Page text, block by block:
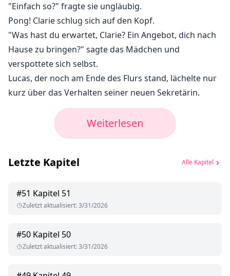
"Einfach so?" fragte sie ungläubig.
Pong! Clarie schlug sich auf den Kopf.
"Was hast du erwartet, Clarie? Ein Angebot, dich nach
Hause zu bringen?" sagte das Mädchen und
verspottete sich selbst.
Lucas, der noch am Ende des Flurs stand, lächelte nur
kurz über das Verhalten seiner neuen Sekretärin.
Weiterlesen
Letzte Kapitel Alle Kapitel
#51 Kapitel 51
Zuletzt aktualisiert:3/31/2026
#50 Kapitel 50
Zuletzt aktualisiert:3/31/2026